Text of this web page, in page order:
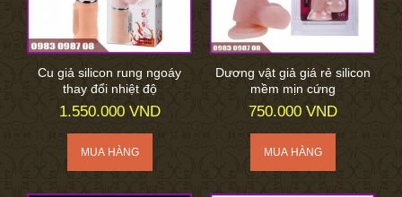
Cu giả silicon rung ngoáy
thay đổi nhiệt độ
1.550.000 VND
Dương vật giả giá rẻ silicon
mềm mịn cứng
750.000 VND